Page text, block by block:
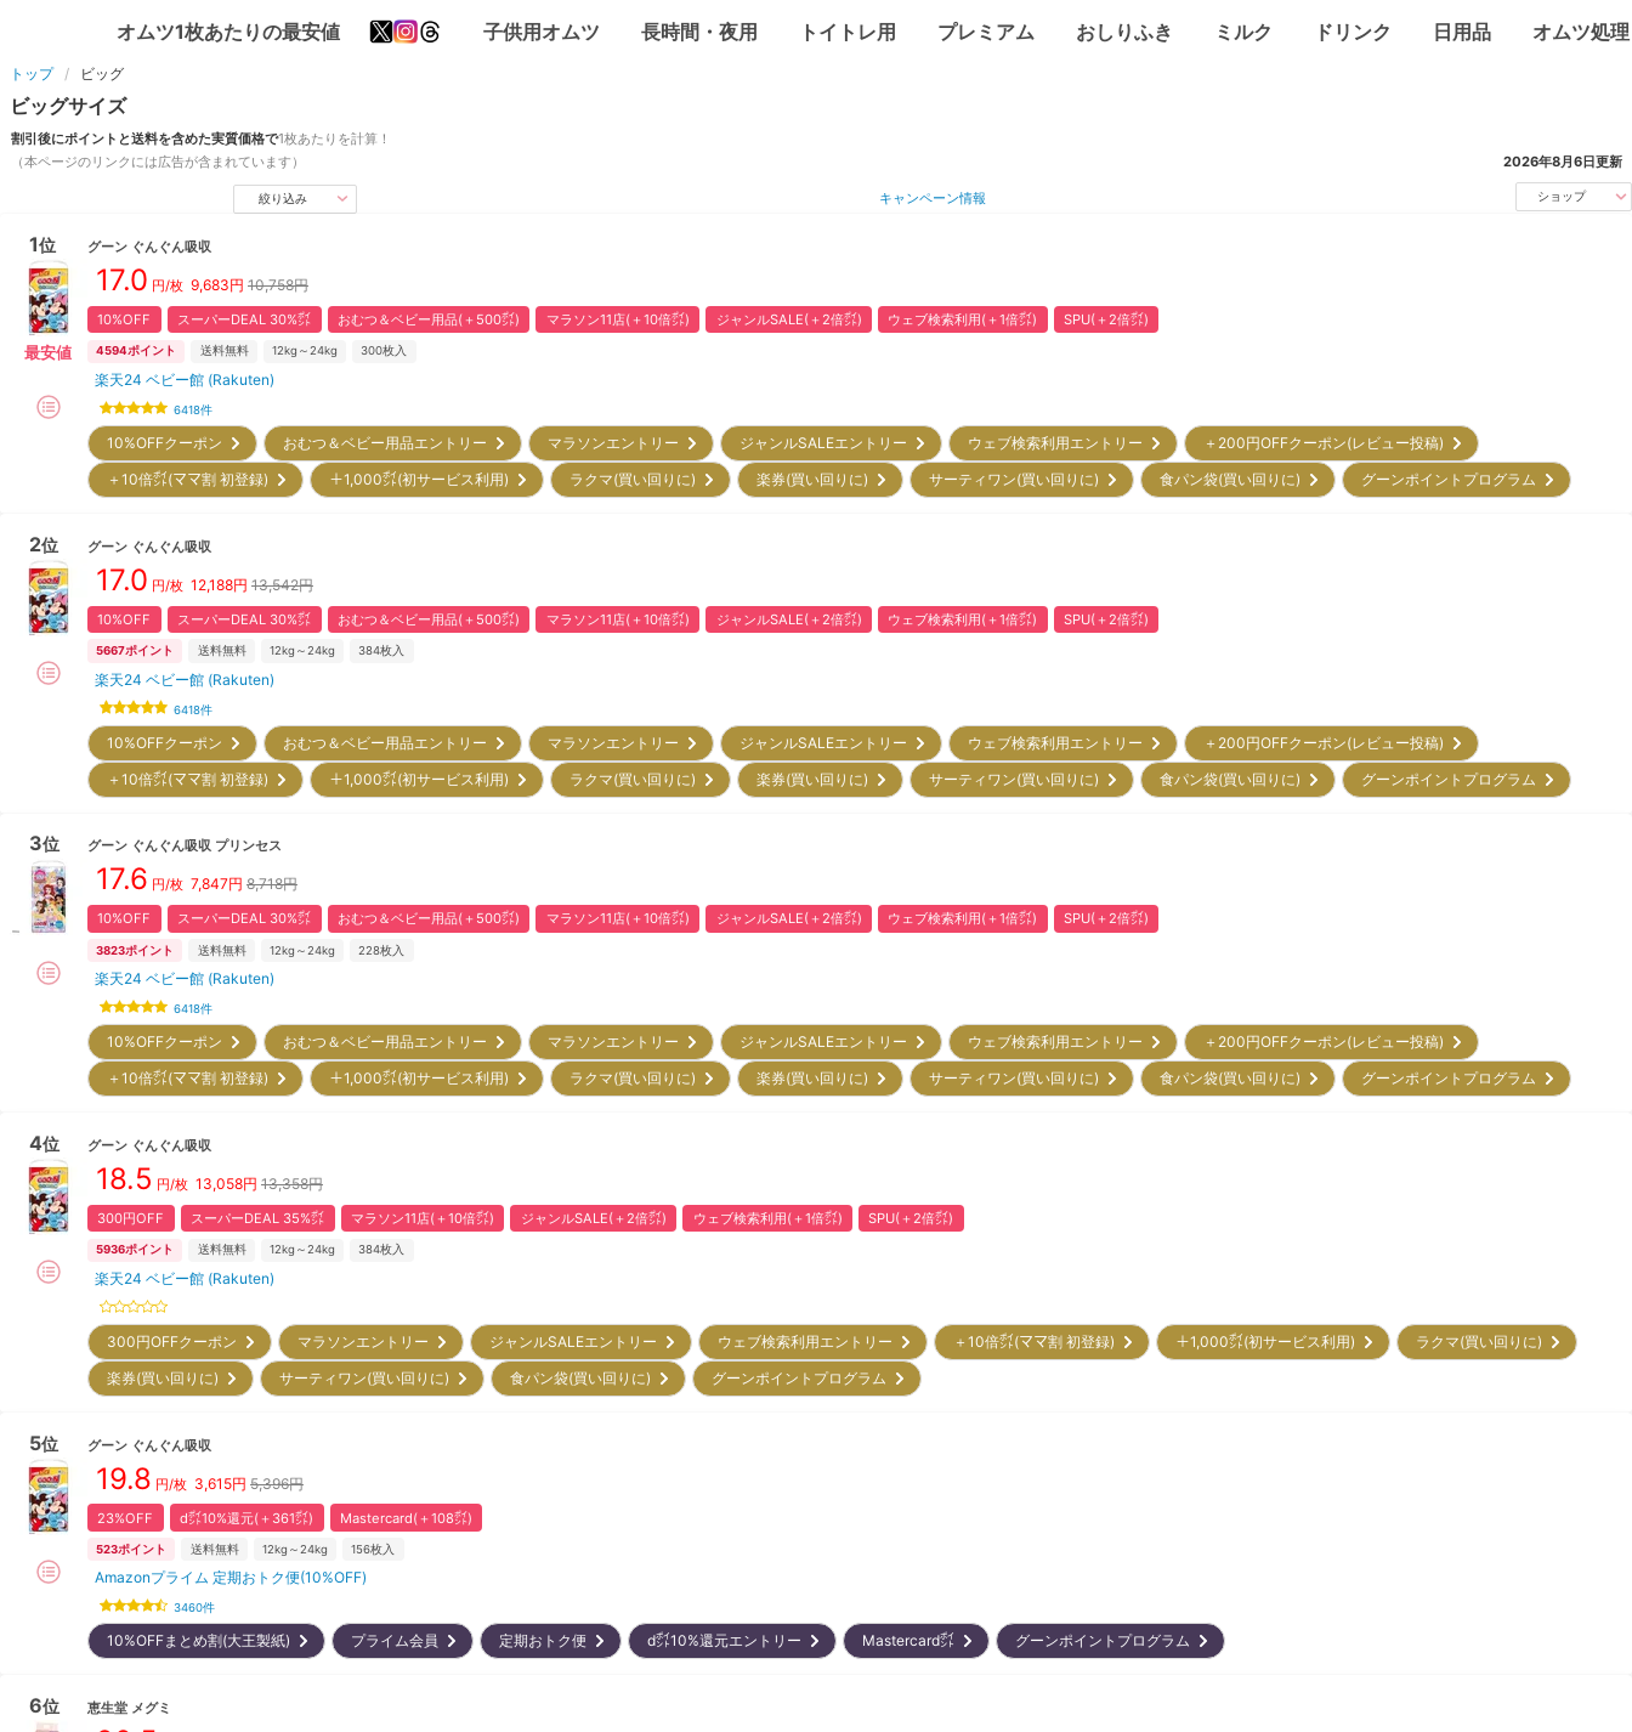
オムツ1枚あたりの最安値 子供用オムツ 長時間・夜用 トイトレ用 プレミアム おしりふき ミルク ドリンク 日用品 オムツ処理
トップ ビッグ
ビッグサイズ
割引後にポイントと送料を含めた実質価格で1枚あたりを計算！
（本ページのリンクには広告が含まれています）
2026年8月6日更新
絞り込み キャンペーン情報 ショップ
1位
最安値
グーン ぐんぐん吸収
17.0 円/枚 9,683円 10,758円
10%OFF スーパーDEAL 30%㌽ おむつ＆ベビー用品(＋500㌽) マラソン11店(＋10倍㌽) ジャンルSALE(＋2倍㌽) ウェブ検索利用(＋1倍㌽) SPU(＋2倍㌽)
4594ポイント 送料無料 12kg～24kg 300枚入
楽天24 ベビー館 (Rakuten)
6418件
10%OFFクーポン おむつ＆ベビー用品エントリー マラソンエントリー ジャンルSALEエントリー ウェブ検索利用エントリー
＋200円OFFクーポン(レビュー投稿)
＋10倍㌽(ママ割 初登録)
＋1,000㌽(初サービス利用) ラクマ(買い回りに) 楽券(買い回りに) サーティワン(買い回りに) 食パン袋(買い回りに) グーンポイントプログラム
2位 グーン ぐんぐん吸収
17.0 円/枚 12,188円 13,542円
10%OFF スーパーDEAL 30%㌽ おむつ＆ベビー用品(＋500㌽) マラソン11店(＋10倍㌽) ジャンルSALE(＋2倍㌽) ウェブ検索利用(＋1倍㌽) SPU(＋2倍㌽)
5667ポイント 送料無料 12kg～24kg 384枚入
楽天24 ベビー館 (Rakuten)
6418件
10%OFFクーポン おむつ＆ベビー用品エントリー マラソンエントリー ジャンルSALEエントリー ウェブ検索利用エントリー
＋200円OFFクーポン(レビュー投稿)
＋10倍㌽(ママ割 初登録)
＋1,000㌽(初サービス利用) ラクマ(買い回りに) 楽券(買い回りに) サーティワン(買い回りに) 食パン袋(買い回りに) グーンポイントプログラム
3位 グーン ぐんぐん吸収 プリンセス
17.6 円/枚 7,847円 8,718円
10%OFF スーパーDEAL 30%㌽ おむつ＆ベビー用品(＋500㌽) マラソン11店(＋10倍㌽) ジャンルSALE(＋2倍㌽) ウェブ検索利用(＋1倍㌽) SPU(＋2倍㌽)
3823ポイント 送料無料 12kg～24kg 228枚入
楽天24 ベビー館 (Rakuten)
6418件
10%OFFクーポン おむつ＆ベビー用品エントリー マラソンエントリー ジャンルSALEエントリー ウェブ検索利用エントリー
＋200円OFFクーポン(レビュー投稿)
＋10倍㌽(ママ割 初登録)
＋1,000㌽(初サービス利用) ラクマ(買い回りに) 楽券(買い回りに) サーティワン(買い回りに) 食パン袋(買い回りに) グーンポイントプログラム
4位 グーン ぐんぐん吸収
18.5 円/枚 13,058円 13,358円
300円OFF スーパーDEAL 35%㌽ マラソン11店(＋10倍㌽) ジャンルSALE(＋2倍㌽) ウェブ検索利用(＋1倍㌽) SPU(＋2倍㌽)
5936ポイント 送料無料 12kg～24kg 384枚入
楽天24 ベビー館 (Rakuten)
300円OFFクーポン マラソンエントリー ジャンルSALEエントリー ウェブ検索利用エントリー ＋10倍㌽(ママ割 初登録) ＋1,000㌽(初サービス利用)
ラクマ(買い回りに)
楽券(買い回りに)
サーティワン(買い回りに) 食パン袋(買い回りに) グーンポイントプログラム
5位 グーン ぐんぐん吸収
19.8 円/枚 3,615円 5,396円
23%OFF d㌽10%還元(＋361㌽) Mastercard(＋108㌽)
523ポイント 送料無料 12kg～24kg 156枚入
Amazonプライム 定期おトク便(10%OFF)
3460件
10%OFFまとめ割(大王製紙) プライム会員 定期おトク便 d㌽10%還元エントリー Mastercard㌽ グーンポイントプログラム
6位 恵生堂 メグミ